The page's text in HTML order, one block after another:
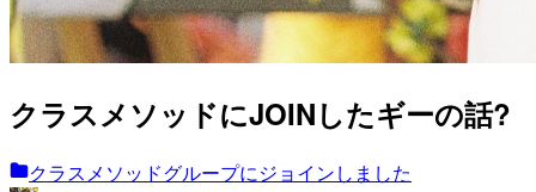
クラスメソッドにJOINしたギーの話?
クラスメソッドグループにジョインしました